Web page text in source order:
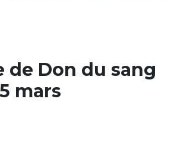
de Don du sang
mars